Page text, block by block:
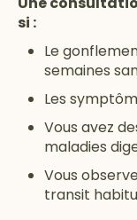
si :
Le
semaines
Les
Vous avez
maladies
Vous
transit